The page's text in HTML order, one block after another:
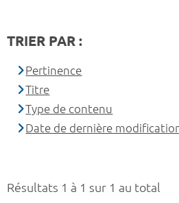
Résultats 1 à 1 sur 1 au total
TRIER PAR :
Pertinence
Titre
Type de contenu
Date de dernière